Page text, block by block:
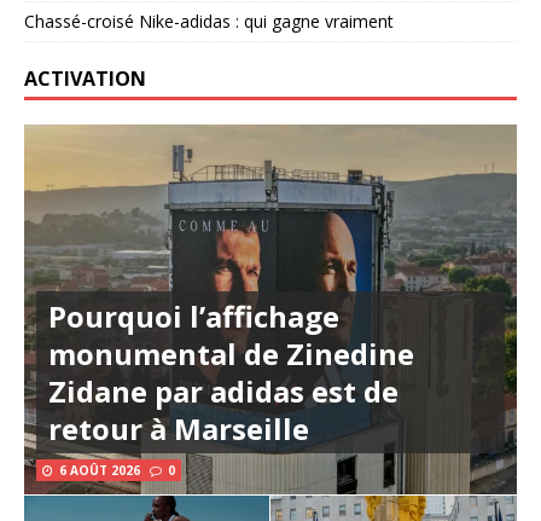
Chassé-croisé Nike-adidas : qui gagne vraiment
ACTIVATION
Pourquoi l’affichage
monumental de Zinedine
Zidane par adidas est de
retour à Marseille
6 AOÛT 2026 0